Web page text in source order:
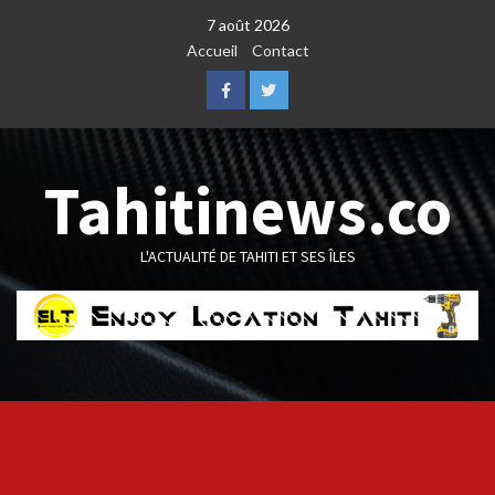
7 août 2026
Accueil
Contact
FacebookTwitter
Tahitinews.co
L'ACTUALITÉ DE TAHITI ET SES ÎLES